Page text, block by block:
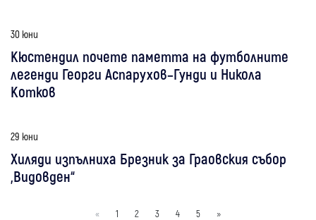
30 юни
Кюстендил почете паметта на футболните
легенди Георги Аспарухов–Гунди и Никола
Котков
29 юни
Хиляди изпълниха Брезник за Граовския събор
„Видовден“
« 1 2 3 4 5 »